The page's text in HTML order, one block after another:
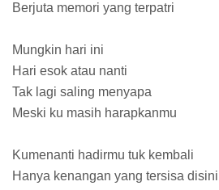
Berjuta memori yang terpatri
Mungkin hari ini
Hari esok atau nanti
Tak lagi saling menyapa
Meski ku masih harapkanmu
Kumenanti hadirmu tuk kembali
Hanya kenangan yang tersisa disini